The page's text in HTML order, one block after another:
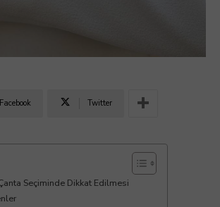
Facebook Twitter
Seçiminde Dikkat Edilmesi